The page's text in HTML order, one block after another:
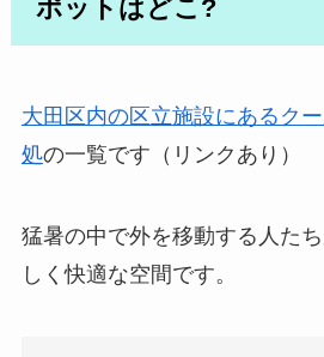
ポットはどこ?
大田区内の区立施設にあるク
処の一覧です（リンクあり）
猛暑の中で外を移動する人た
しく快適な空間です。